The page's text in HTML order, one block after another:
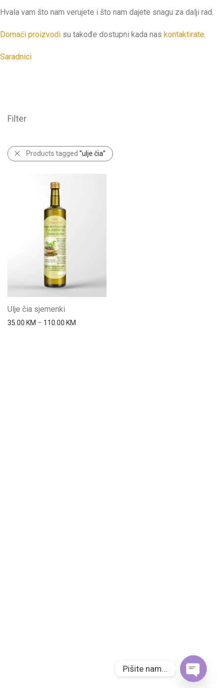
Hvala vam što nam verujete i što nam dajete snagu za dalji rad.
Domaći proizvodi su takođe dostupni kada nas kontaktirate.
Saradnici
Filter
Products tagged “ulje čia”
Ulje čia sjemenki
35.00 KM – 110.00 KM
Pišite nam...